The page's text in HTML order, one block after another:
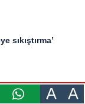
sıkıştırma’
A A